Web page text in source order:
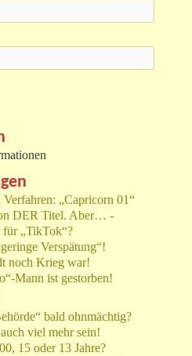
„Capricorn 01“
DER Titel. Aber… -
„TikTok“?
Verspätung“!
noch Krieg war!
Mann ist gestorben!
bald ohnmächtig?
viel mehr sein!
15 oder 13 Jahre?